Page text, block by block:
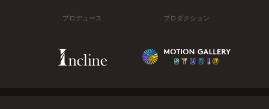
プロデュース プロダクション